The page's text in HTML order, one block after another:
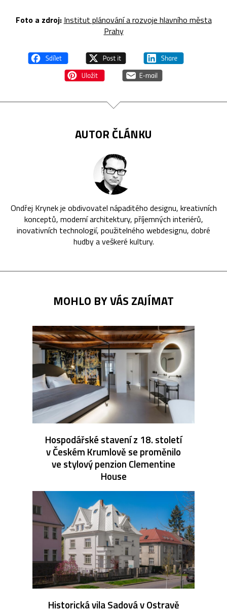
Foto a zdroj: Institut plánování a rozvoje hlavního města
Prahy
AUTOR ČLÁNKU
Ondřej Krynek je obdivovatel nápaditého designu, kreativních
konceptů, moderní architektury, příjemných interiérů,
inovativních technologií, použitelného webdesignu, dobré
hudby a veškeré kultury.
MOHLO BY VÁS ZAJÍMAT
Hospodářské stavení z 18. století
v Českém Krumlově se proměnilo
ve stylový penzion Clementine
House
Historická vila Sadová v Ostravě